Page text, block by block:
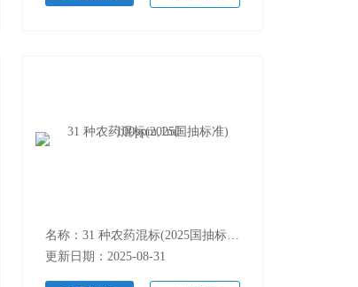
名称：31 种农药混标(2025国抽标准) 100ppm,1ml
更新日期：2025-08-31